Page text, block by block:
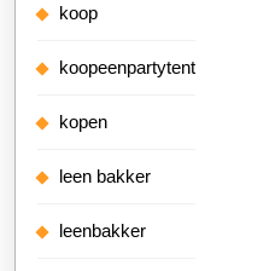
koop
koopeenpartytent
kopen
leen bakker
leenbakker